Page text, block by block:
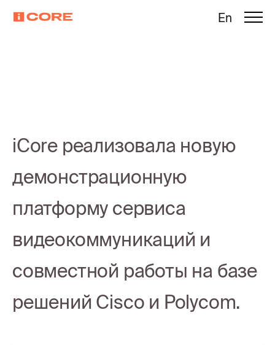
En
iCore реализовала новую
демонстрационную
платформу сервиса
видеокоммуникаций и
совместной работы на базе
решений Cisco и Polycom.